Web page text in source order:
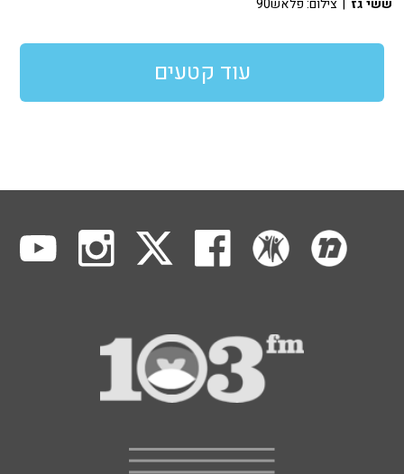
ששי גז | צילום: פלאש90
עוד קטעים